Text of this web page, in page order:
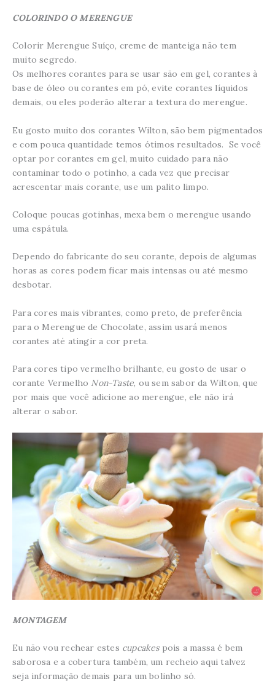
COLORINDO O MERENGUE
Colorir Merengue Suíço, creme de manteiga não tem
muito segredo.
Os melhores corantes para se usar são em gel, corantes à
base de óleo ou corantes em pó, evite corantes líquidos
demais, ou eles poderão alterar a textura do merengue.
Eu gosto muito dos corantes Wilton, são bem pigmentados
e com pouca quantidade temos ótimos resultados. Se você
optar por corantes em gel, muito cuidado para não
contaminar todo o potinho, a cada vez que precisar
acrescentar mais corante, use um palito limpo.
Coloque poucas gotinhas, mexa bem o merengue usando
uma espátula.
Dependo do fabricante do seu corante, depois de algumas
horas as cores podem ficar mais intensas ou até mesmo
desbotar.
Para cores mais vibrantes, como preto, de preferência
para o Merengue de Chocolate, assim usará menos
corantes até atingir a cor preta.
Para cores tipo vermelho brilhante, eu gosto de usar o
corante Vermelho Non-Taste, ou sem sabor da Wilton, que
por mais que você adicione ao merengue, ele não irá
alterar o sabor.
MONTAGEM
Eu não vou rechear estes cupcakespois a massa é bem
saborosa e a cobertura também, um recheio aqui talvez
seja informação demais para um bolinho só.